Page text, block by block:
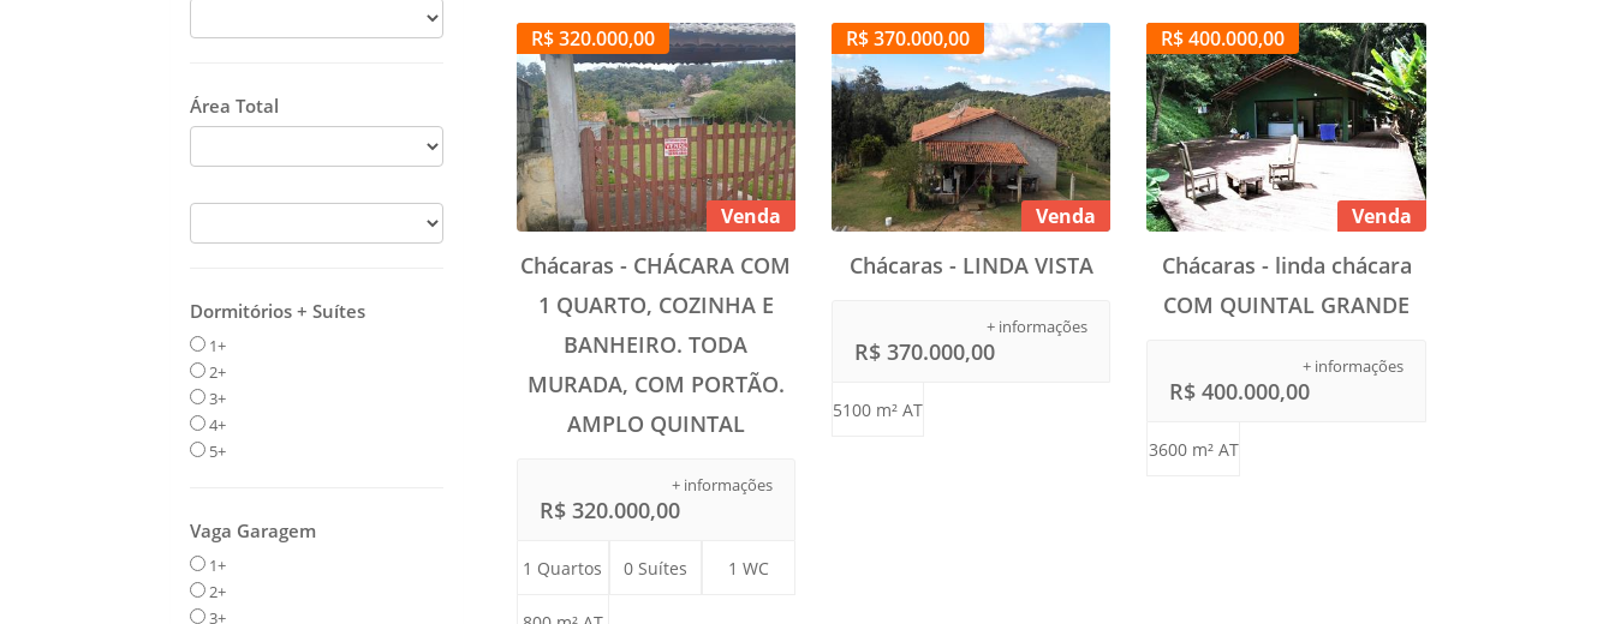
Área Total
Dormitórios + Suítes
1+
2+
3+
4+
5+
Vaga Garagem
1+
2+
3+
R$ 320.000,00
Venda
Chácaras - CHÁCARA COM
1 QUARTO, COZINHA E
BANHEIRO. TODA
MURADA, COM PORTÃO.
AMPLO QUINTAL
+ informações
R$ 320.000,00
1 Quartos 0 Suítes 1 WC
R$ 370.000,00
Venda
Chácaras - LINDA VISTA
+ informações
R$ 370.000,00
5100 m² AT
R$ 400.000,00
Venda
Chácaras - linda chácara
COM QUINTAL GRANDE
+ informações
R$ 400.000,00
3600 m² AT